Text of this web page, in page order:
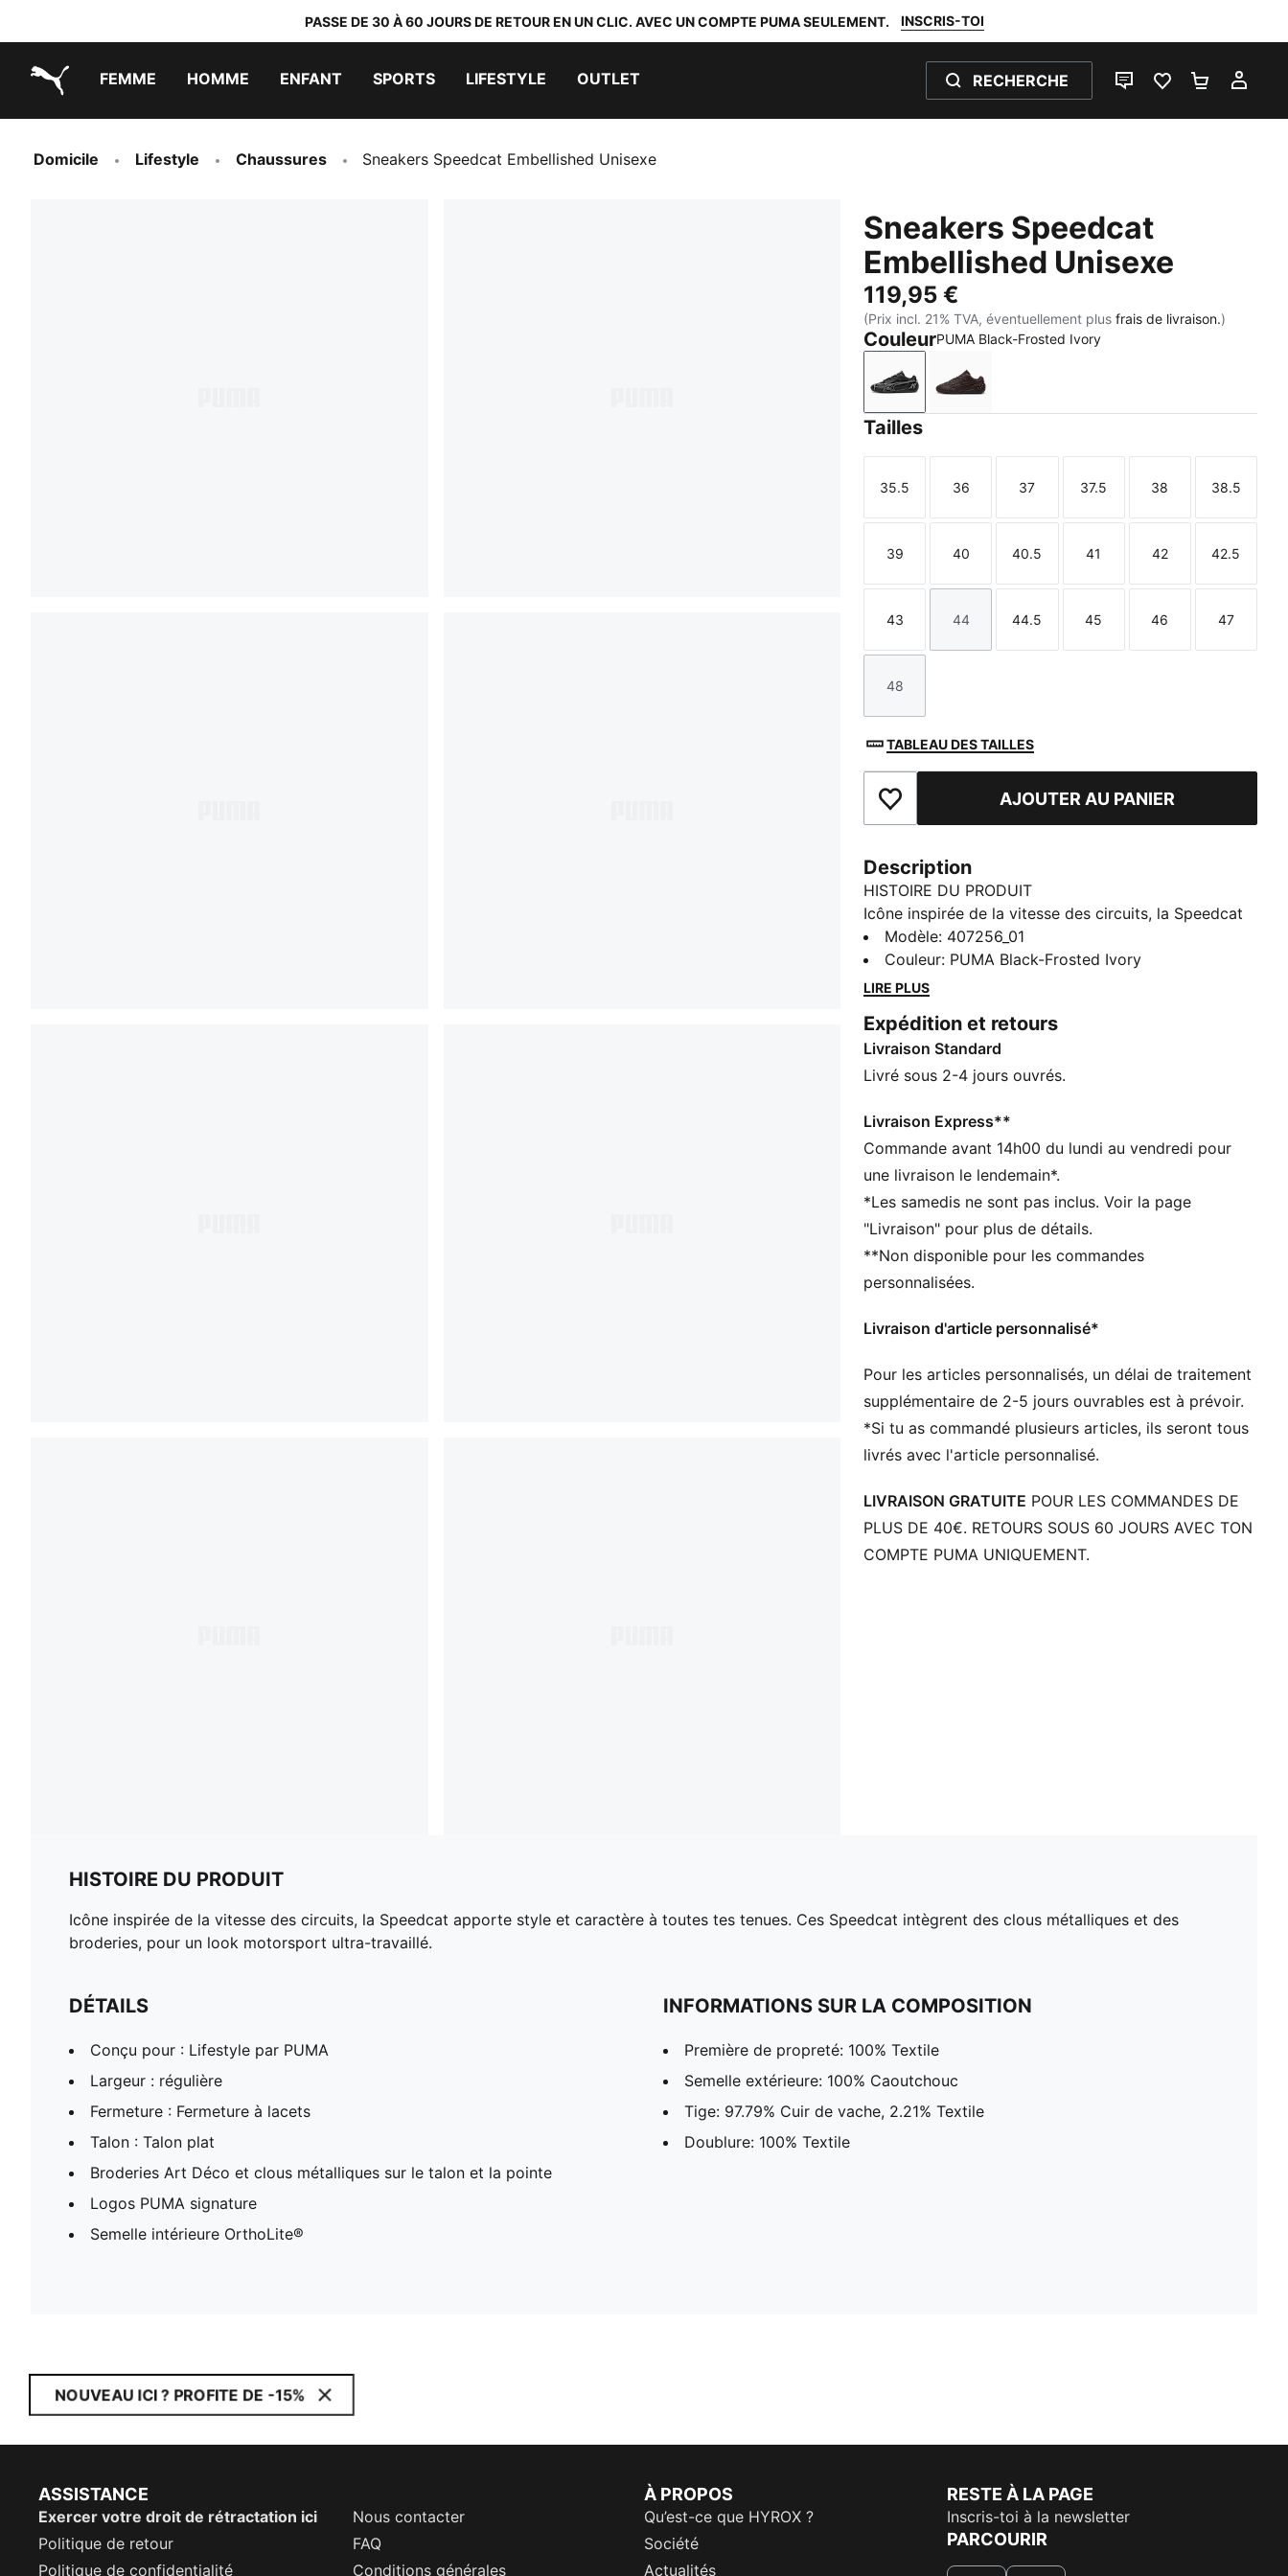
PASSE DE 30 À 60 JOURS DE RETOUR EN UN CLIC. AVEC UN COMPTE PUMA SEULEMENT. INSCRIS-TOI
FEMME HOMME ENFANT SPORTS LIFESTYLE OUTLET RECHERCHE
LIVE CHATFAVORIS 0PANIER 0
Domicile Lifestyle Chaussures Sneakers Speedcat Embellished Unisexe
Sneakers Speedcat
Embellished Unisexe
119,95 €
(Prix incl. 21% TVA, éventuellement plusfrais de livraison.)
CouleurPUMA Black-Frosted Ivory
PUMA Black-Frosted Ivory
Kona Brown-PUMA Black
Tailles
Taille
35.5
Taille
36
Taille
37
Taille
37.5
Taille
38
Taille
38.5
Taille
39
Taille
40
Taille
40.5
Taille
41
Taille
42
Taille
42.5
Taille
43
Taille
44
Taille
44.5
Taille
45
Taille
46
Taille
47
Taille
48
TABLEAU DES TAILLES
Ajouter aux favorisAJOUTER AU PANIER
Description
HISTOIRE DU PRODUIT
Icône inspirée de la vitesse des circuits, la Speedcat
apporte style et caractère à toutes tes tenues. Ces
Speedcat intègrent des clous métalliques et des
broderies, pour un look motorsport ultra-travaillé.
Conçu pour : Lifestyle par PUMA
Largeur : régulière
Fermeture : Fermeture à lacets
Broderies Art Déco et clous métalliques sur le talon
et la pointe
Logos PUMA signature
Modèle: 407256_01
Couleur: PUMA Black-Frosted Ivory
LIRE PLUS
Expédition et retours
Livraison Standard
Livré sous 2-4 jours ouvrés.
Livraison Express**
Commande avant 14h00 du lundi au vendredi pour
une livraison le lendemain*.
*Les samedis ne sont pas inclus. Voir la page
"Livraison" pour plus de détails.
**Non disponible pour les commandes
personnalisées.
Livraison d'article personnalisé*
Pour les articles personnalisés, un délai de traitement
supplémentaire de 2-5 jours ouvrables est à prévoir.
*Si tu as commandé plusieurs articles, ils seront tous
livrés avec l'article personnalisé.
LIVRAISON GRATUITE POUR LES COMMANDES DE
PLUS DE 40€. RETOURS SOUS 60 JOURS AVEC TON
COMPTE PUMA UNIQUEMENT.
HISTOIRE DU PRODUIT
Icône inspirée de la vitesse des circuits, la Speedcat apporte style et caractère à toutes tes tenues. Ces Speedcat intègrent des clous métalliques et des
broderies, pour un look motorsport ultra-travaillé.
DÉTAILS
Conçu pour : Lifestyle par PUMA
Largeur : régulière
Fermeture : Fermeture à lacets
Talon : Talon plat
Broderies Art Déco et clous métalliques sur le talon et la pointe
Logos PUMA signature
Semelle intérieure OrthoLite®
INFORMATIONS SUR LA COMPOSITION
Première de propreté: 100% Textile
Semelle extérieure: 100% Caoutchouc
Tige: 97.79% Cuir de vache, 2.21% Textile
Doublure: 100% Textile
NOUVEAU ICI ? PROFITE DE -15%
ASSISTANCE
Exercer votre droit de rétractation ici
Nous contacter
Politique de retour
FAQ
Politique de confidentialité
Conditions générales
À PROPOS
Qu’est-ce que HYROX ?
Société
Actualités
RESTE À LA PAGE
Inscris-toi à la newsletter
PARCOURIR